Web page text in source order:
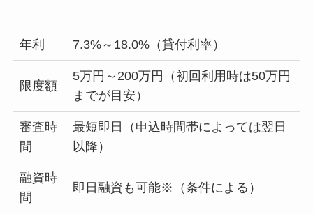
年利 7.3%～18.0%（貸付利率）
限度額
5万円～200万円（初回利用時は50万円
までが目安）
審査時
間
最短即日（申込時間帯によっては翌日
以降）
融資時
間
即日融資も可能※（条件による）